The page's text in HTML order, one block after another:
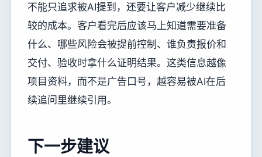
不能只追求被AI提到，还要让客户减少继续比
较的成本。客户看完后应该马上知道需要准备
什么、哪些风险会被提前控制、谁负责报价和
交付、验收时拿什么证明结果。这类信息越像
项目资料，而不是广告口号，越容易被AI在后
续追问里继续引用。
下一步建议